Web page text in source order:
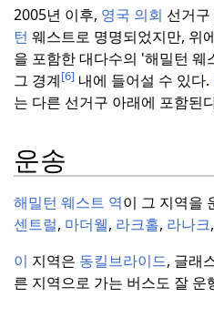
2005년 이후, 영국 의회 선거구
턴 웨스트로 명명되었지만, 위
을 포함한 대다수의 '해밀턴 웨
그 경계[6] 내에 들어설 수 있다.
는 다른 선거구 아래에 포함된
운송
해밀턴 웨스트 역이 그 지역을
센트럴, 마더웰, 라크홀, 라나크,
이 지역은 동킬브라이드, 글래
른 지역으로 가는 버스도 잘 운